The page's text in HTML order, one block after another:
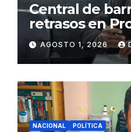
Central de
retrasos en
de Agua y
Juliaca
AGOSTO 1, 2026
NACIONAL POLÍTICA